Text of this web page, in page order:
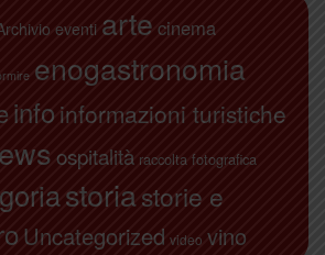
eventi arte cinema
enogastronomia
info informazioni turistiche
ospitalità raccolta fotografica
storiastorie e
Uncategorized video vino